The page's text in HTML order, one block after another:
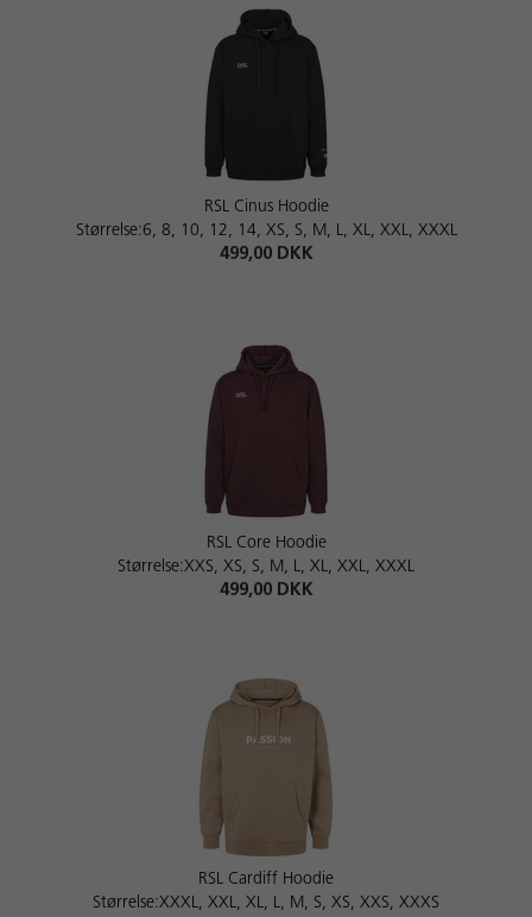
RSL Cinus Hoodie
Størrelse:6, 8, 10, 12, 14, XS, S, M, L, XL, XXL, XXXL
499,00 DKK
RSL Core Hoodie
Størrelse:XXS, XS, S, M, L, XL, XXL, XXXL
499,00 DKK
RSL Cardiff Hoodie
Størrelse:XXXL, XXL, XL, L, M, S, XS, XXS, XXXS